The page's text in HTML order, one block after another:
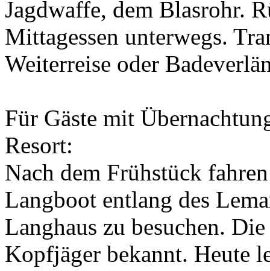
Jagdwaffe, dem Blasrohr.
Mittagessen unterwegs.
Weiterreise oder
Für Gäste mit
Resort:
Nach dem Frühstück
Langboot entlang des
Langhaus zu besuchen.
Kopfjäger bekannt. Heute